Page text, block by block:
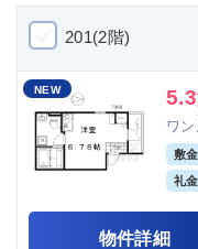
201(2階)
NEW 5.3
ワ
敷金
礼金
物件詳細